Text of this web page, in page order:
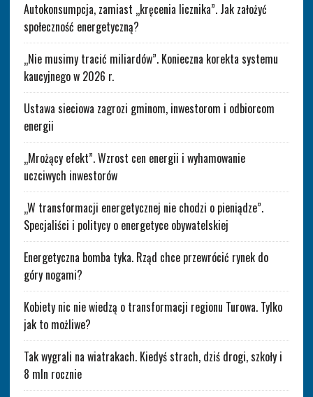
Autokonsumpcja, zamiast „kręcenia licznika”. Jak założyć
społeczność energetyczną?
„Nie musimy tracić miliardów”. Konieczna korekta systemu
kaucyjnego w 2026 r.
Ustawa sieciowa zagrozi gminom, inwestorom i odbiorcom
energii
„Mrożący efekt”. Wzrost cen energii i wyhamowanie
uczciwych inwestorów
„W transformacji energetycznej nie chodzi o pieniądze”.
Specjaliści i politycy o energetyce obywatelskiej
Energetyczna bomba tyka. Rząd chce przewrócić rynek do
góry nogami?
Kobiety nic nie wiedzą o transformacji regionu Turowa. Tylko
jak to możliwe?
Tak wygrali na wiatrakach. Kiedyś strach, dziś drogi, szkoły i
8 mln rocznie